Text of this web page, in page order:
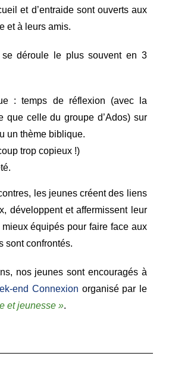
et d’entraide sont ouverts aux
et à leurs amis.
se déroule le plus souvent en 3
: temps de réflexion (avec la
que celle du groupe d’Ados) sur
un thème biblique.
trop copieux !)
les jeunes créent des liens
développent et affermissent leur
équipés pour faire face aux
sont confrontés.
nos jeunes sont encouragés à
end Connexion organisé par le
et jeunesse ».